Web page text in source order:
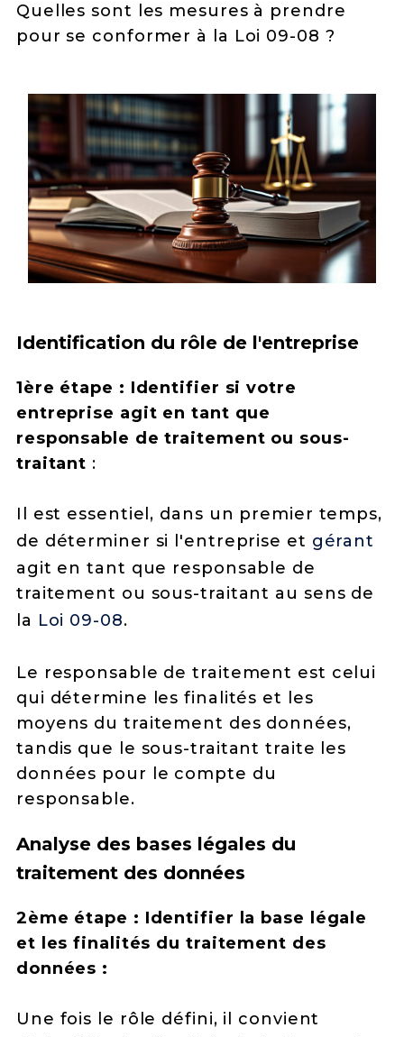
Quelles sont les mesures à prendre
pour se conformer à la Loi 09-08 ?
Identification du rôle de l'entreprise
1ère étape : Identifier si votre
entreprise agit en tant que
responsable de traitement ou sous-
traitant :
Il est essentiel, dans un premier temps,
de déterminer si l'entreprise et gérant
agit en tant que responsable de
traitement ou sous-traitant au sens de
la Loi 09-08.
Le responsable de traitement est celui
qui détermine les finalités et les
moyens du traitement des données,
tandis que le sous-traitant traite les
données pour le compte du
responsable.
Analyse des bases légales du
traitement des données
2ème étape : Identifier la base légale
et les finalités du traitement des
données :
Une fois le rôle défini, il convient